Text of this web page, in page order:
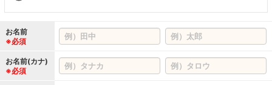
お名前
※必須
お名前(カナ)
※必須